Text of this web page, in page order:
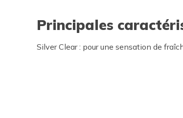
Principales
Silver Clear : pour une sensation de